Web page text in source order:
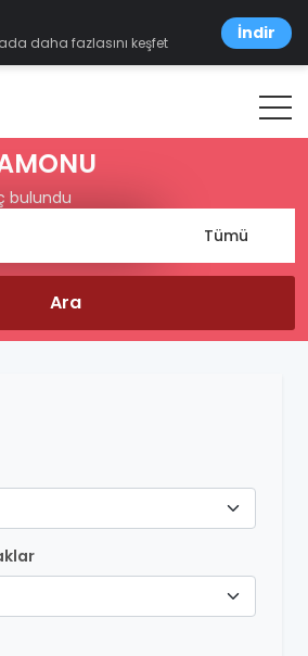
daha fazlasını keşfet
İndir
bulundu